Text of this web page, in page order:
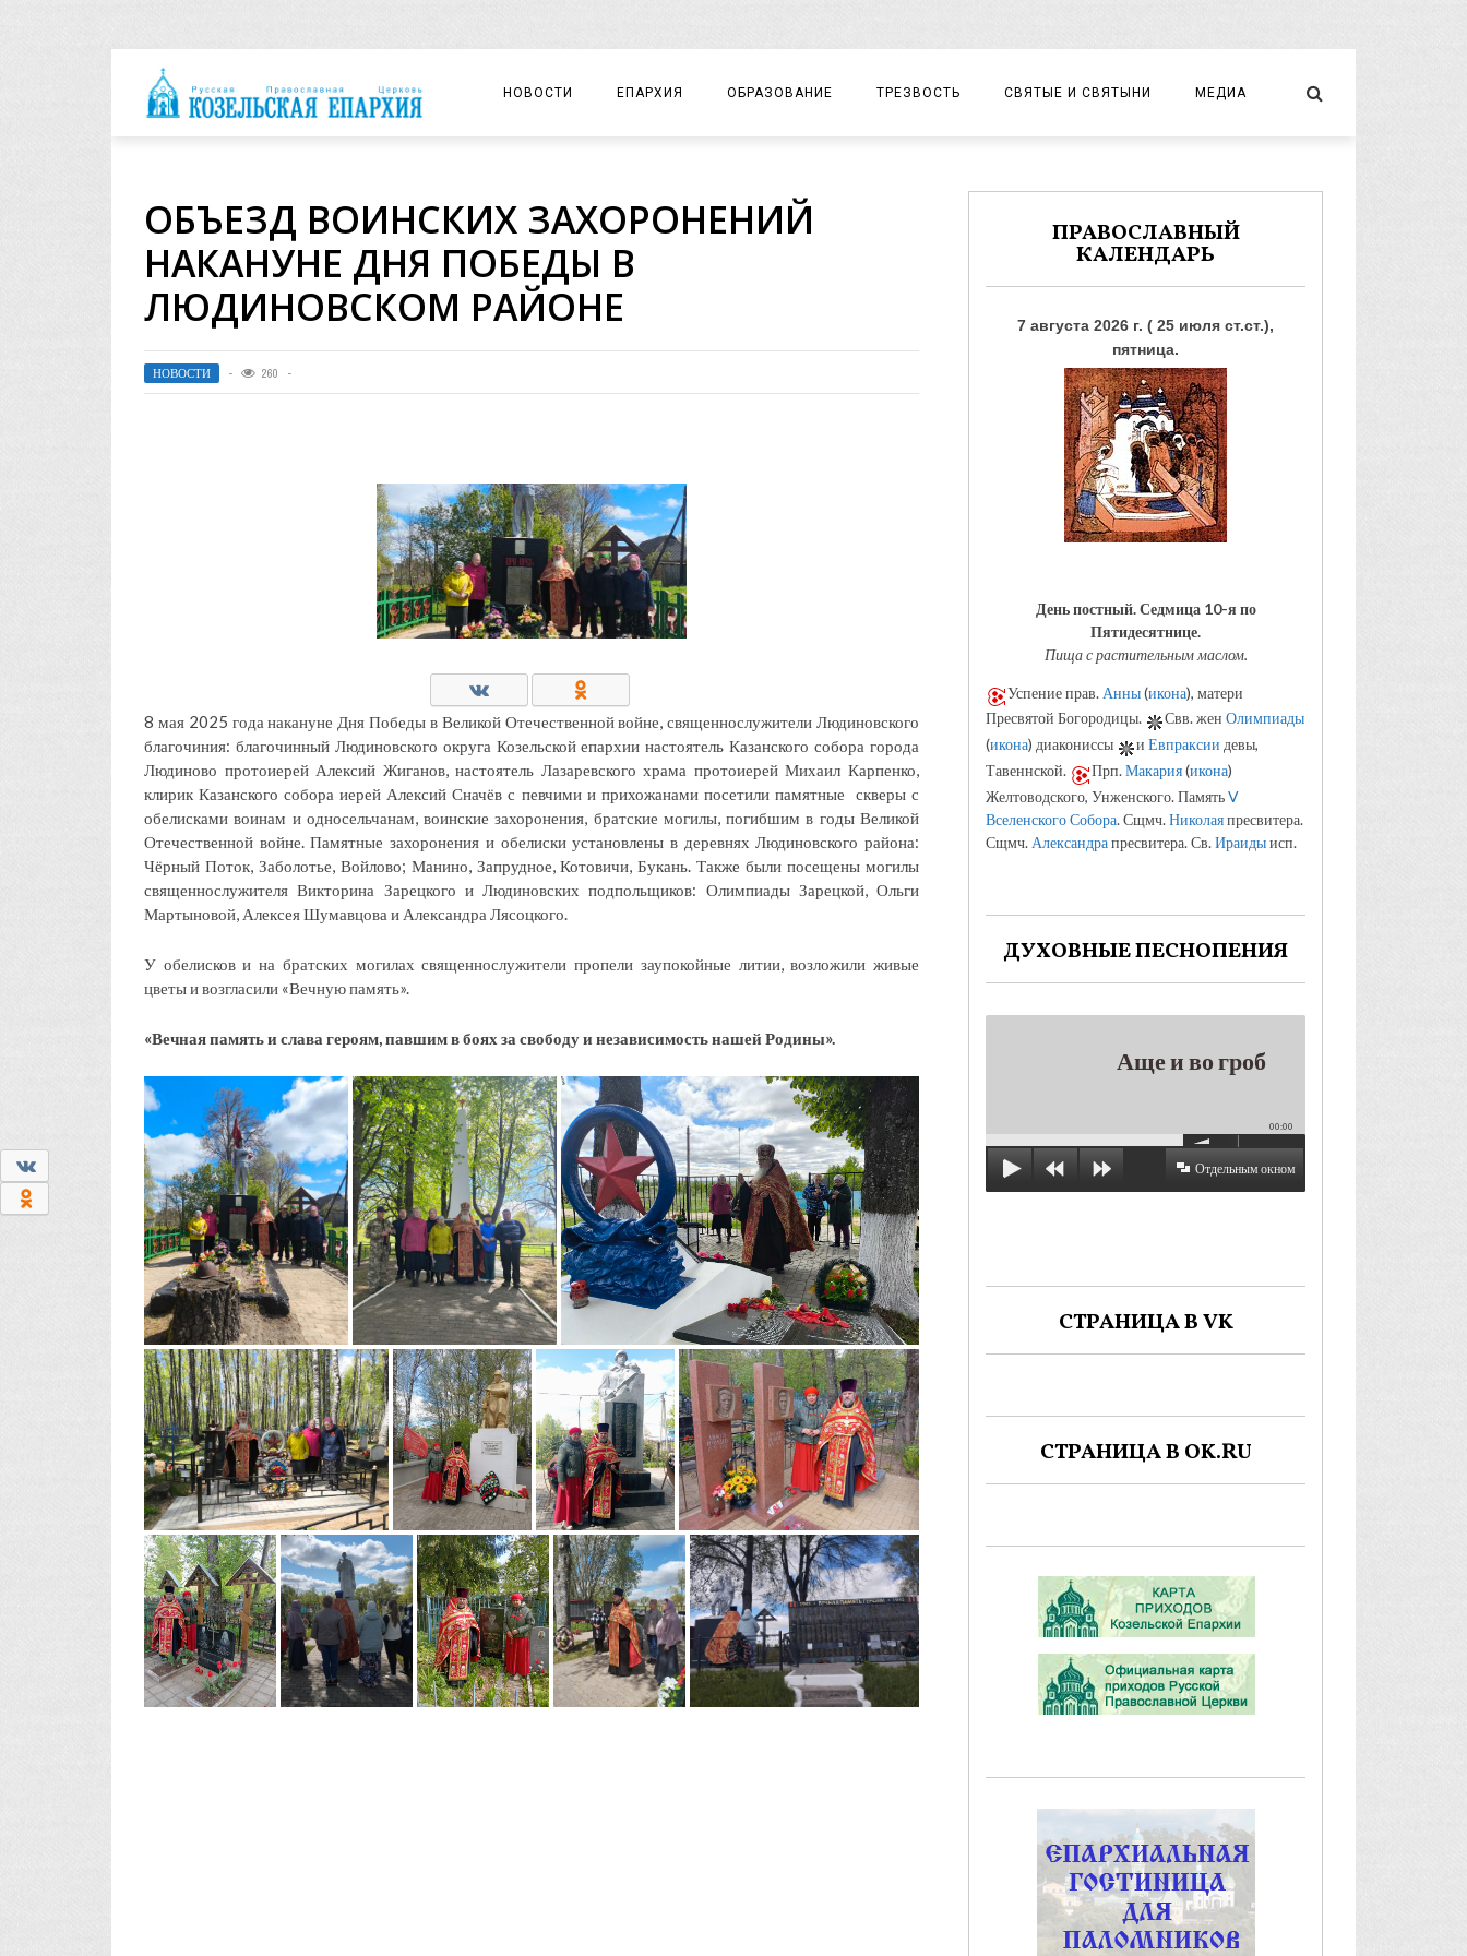
НОВОСТИ ЕПАРХИЯ
ЕПАРХИАЛЬНОЕ УПРАВЛЕНИЕ
ДОКУМЕНТЫ
ЕПАРХИАЛЬНЫЕ ОТДЕЛЫ
ДУХОВЕНСТВО
БЛАГОЧИНИЯ
МАТЕРИАЛЫ
КОНТАКТЫ/РЕКВИЗИТЫ
ОБРАЗОВАНИЕ
ЦЕНТР «ВОЗРОЖДЕНИЕ»
ТРЕЗВОСТЬ СВЯТЫЕ И СВЯТЫНИ МЕДИА
ФОТО
ОБЪЕЗД ВОИНСКИХ ЗАХОРОНЕНИЙ
НАКАНУНЕ ДНЯ ПОБЕДЫ В
ЛЮДИНОВСКОМ РАЙОНЕ
НОВОСТИ 260
8 мая 2025 года накануне Дня Победы в Великой Отечественной войне, священнослужители Людиновского
благочиния: благочинный Людиновского округа Козельской епархии настоятель Казанского собора города
Людиново протоиерей Алексий Жиганов, настоятель Лазаревского храма протоиерей Михаил Карпенко,
клирик Казанского собора иерей Алексий Сначёв с певчими и прихожанами посетили памятные скверы с
обелисками воинам и односельчанам, воинские захоронения, братские могилы, погибшим в годы Великой
Отечественной войне. Памятные захоронения и обелиски установлены в деревнях Людиновского района:
Чёрный Поток, Заболотье, Войлово; Манино, Запрудное, Котовичи, Букань. Также были посещены могилы
священнослужителя Викторина Зарецкого и Людиновских подпольщиков: Олимпиады Зарецкой, Ольги
Мартыновой, Алексея Шумавцова и Александра Лясоцкого.
У обелисков и на братских могилах священнослужители пропели заупокойные литии, возложили живые
цветы и возгласили «Вечную память».
«Вечная память и слава героям, павшим в боях за свободу и независимость нашей Родины».
ПРАВОСЛАВНЫЙ
КАЛЕНДАРЬ
7 августа 2026 г. ( 25 июля ст.ст.),
пятница.
День постный.Седмица 10-я по
Пятидесятнице.
Пища с растительным маслом.
Успение прав. Анны(икона), матери
Пресвятой Богородицы.
Свв. жен Олимпиады
(икона) диакониссы и Евпраксии девы,
Тавеннской.
Прп.Макария(икона)
Желтоводского, Унженского. ПамятьV
Вселенского Собора. Сщмч.Николаяпресвитера.
Сщмч. Александрапресвитера. Св.Ираидыисп.
ДУХОВНЫЕ ПЕСНОПЕНИЯ
Аще и во гроб
00:00
Отдельным окном
СТРАНИЦА В VK
СТРАНИЦА В OK.RU